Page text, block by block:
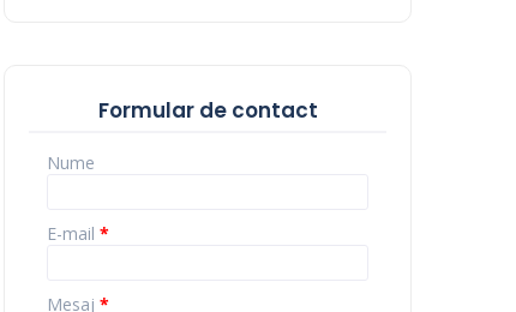
Formular de contact
Nume
E-mail *
Mesaj *